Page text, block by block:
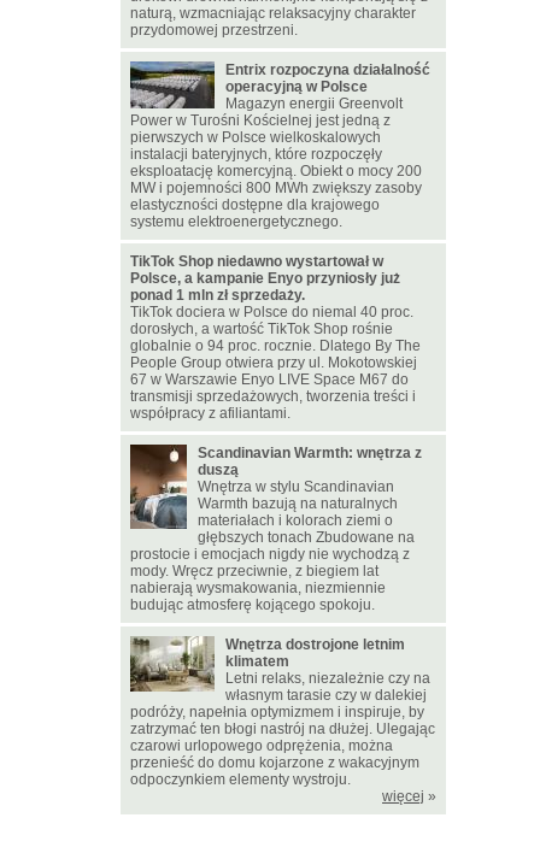
naturą, wzmacniając relaksacyjny charakter
przydomowej przestrzeni.
Entrix rozpoczyna działalność
operacyjną w Polsce
Magazyn energii Greenvolt
Power w Turośni Kościelnej jest jedną z
pierwszych w Polsce wielkoskalowych
instalacji bateryjnych, które rozpoczęły
eksploatację komercyjną. Obiekt o mocy 200
MW i pojemności 800 MWh zwiększy zasoby
elastyczności dostępne dla krajowego
systemu elektroenergetycznego.
TikTok Shop niedawno wystartował w
Polsce, a kampanie Enyo przyniosły już
ponad 1 mln zł sprzedaży.
TikTok dociera w Polsce do niemal 40 proc.
dorosłych, a wartość TikTok Shop rośnie
globalnie o 94 proc. rocznie. Dlatego By The
People Group otwiera przy ul. Mokotowskiej
67 w Warszawie Enyo LIVE Space M67 do
transmisji sprzedażowych, tworzenia treści i
współpracy z afiliantami.
Scandinavian Warmth: wnętrza z
duszą
Wnętrza w stylu Scandinavian
Warmth bazują na naturalnych
materiałach i kolorach ziemi o
głębszych tonach Zbudowane na
prostocie i emocjach nigdy nie wychodzą z
mody. Wręcz przeciwnie, z biegiem lat
nabierają wysmakowania, niezmiennie
budując atmosferę kojącego spokoju.
Wnętrza dostrojone letnim
klimatem
Letni relaks, niezależnie czy na
własnym tarasie czy w dalekiej
podróży, napełnia optymizmem i inspiruje, by
zatrzymać ten błogi nastrój na dłużej. Ulegając
czarowi urlopowego odprężenia, można
przenieść do domu kojarzone z wakacyjnym
odpoczynkiem elementy wystroju.
więcej »